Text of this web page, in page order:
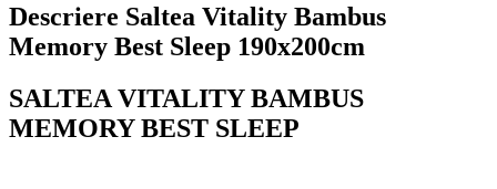
Descriere Saltea Vitality Bambus
Memory Best Sleep 190x200cm
SALTEA VITALITY BAMBUS
MEMORY BEST SLEEP